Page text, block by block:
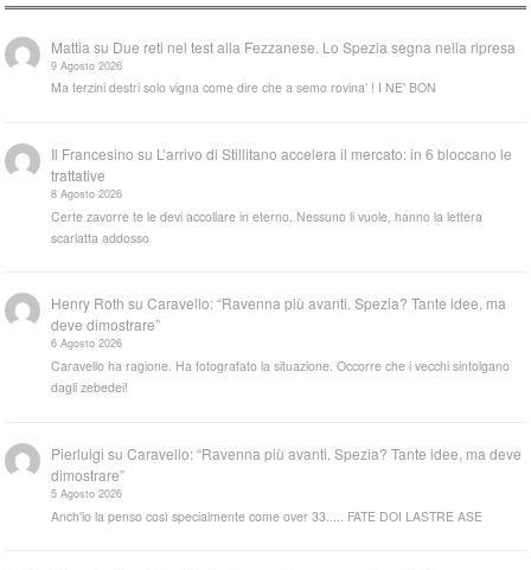
Mattia su Due reti nel test alla Fezzanese. Lo Spezia segna nella ripresa
9 Agosto 2026
Ma terzini destri solo vigna come dire che a semo rovina' ! I NE' BON
Il Francesino su L’arrivo di Stillitano accelera il mercato: in 6 bloccano le
trattative
8 Agosto 2026
Certe zavorre te le devi accollare in eterno. Nessuno li vuole, hanno la lettera
scarlatta addosso
Henry Roth suCaravello: “Ravenna più avanti. Spezia? Tante idee, ma
deve dimostrare”
6 Agosto 2026
Caravello ha ragione. Ha fotografato la situazione. Occorre che i vecchi sintolgano
dagli zebedei!
Pierluigi suCaravello: “Ravenna più avanti. Spezia? Tante idee, ma deve
dimostrare”
5 Agosto 2026
Anch'io la penso così specialmente come over 33..... FATE DOI LASTRE ASE